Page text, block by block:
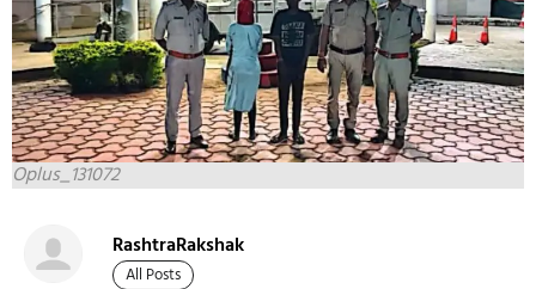
Oplus_131072
RashtraRakshak
All Posts